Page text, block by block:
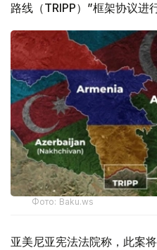
路线（TRIPP）”框架协议进
Фото: Baku.ws
亚美尼亚宪法法院称，此案